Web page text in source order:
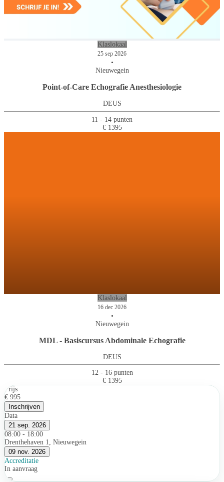
Klaslokaal
25 sep 2026
•
Nieuwegein
Point-of-Care Echografie Anesthesiologie
DEUS
11 - 14 punten
€ 1395
Klaslokaal
16 dec 2026
•
Nieuwegein
MDL - Basiscursus Abdominale Echografie
DEUS
12 - 16 punten
€ 1395
Prijs
€ 995
Inschrijven
Data
21 sep. 2026
08:00 - 18:00
Drenthehaven 1, Nieuwegein
09 nov. 2026
Accreditatie
In aanvraag